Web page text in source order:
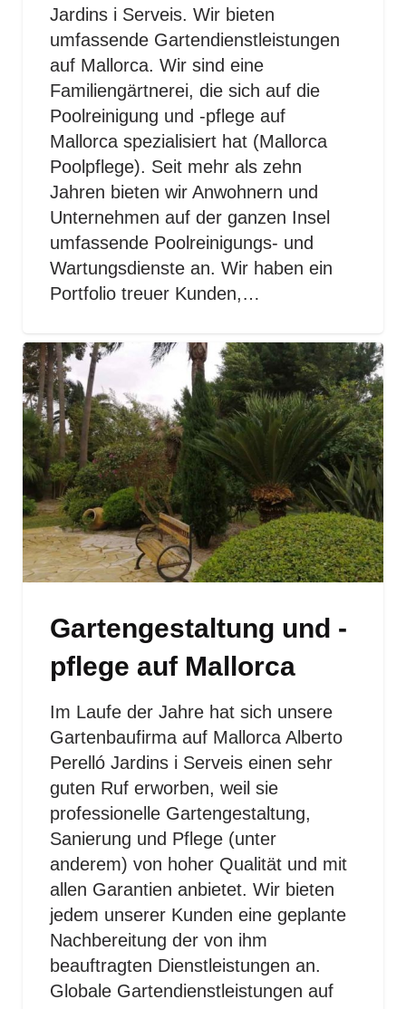
Jardins i Serveis. Wir bieten
umfassende Gartendienstleistungen
auf Mallorca. Wir sind eine
Familiengärtnerei, die sich auf die
Poolreinigung und -pflege auf
Mallorca spezialisiert hat (Mallorca
Poolpflege). Seit mehr als zehn
Jahren bieten wir Anwohnern und
Unternehmen auf der ganzen Insel
umfassende Poolreinigungs- und
Wartungsdienste an. Wir haben ein
Portfolio treuer Kunden,…
Gartengestaltung und -
pflege auf Mallorca
Im Laufe der Jahre hat sich unsere
Gartenbaufirma auf Mallorca Alberto
Perelló Jardins i Serveis einen sehr
guten Ruf erworben, weil sie
professionelle Gartengestaltung,
Sanierung und Pflege (unter
anderem) von hoher Qualität und mit
allen Garantien anbietet. Wir bieten
jedem unserer Kunden eine geplante
Nachbereitung der von ihm
beauftragten Dienstleistungen an.
Globale Gartendienstleistungen auf